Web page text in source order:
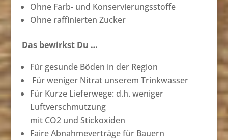
Ohne Farb- und Konservierungsstoffe
Ohne raffinierten Zucker
Das bewirkst Du …
Für gesunde Böden in der Region
Für weniger Nitrat unserem Trinkwasser
Für Kurze Lieferwege: d.h. weniger
Luftverschmutzung
mit CO2 und Stickoxiden
Faire Abnahmeverträge für Bauern